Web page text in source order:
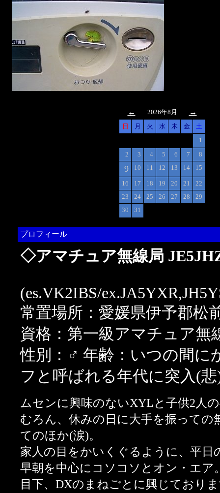
← 2026年8月 →
日 月 火 水 木 金
土
1
2
3 4 5 6 7 8
9 10 11 12 13 14 15
16 17 18 19 20 21
22
23
24 25 26 27 28
29
30
31
プロフィール
◇アマチュア無線局
(es.VK2IBS/
常置場所：愛媛県伊予郡松
資格：第一級アマチュア無
性別：♂ 年齢：いつの間に
フと呼ばれる年代に突入(
ムセンに興味のないXYLと子供2人
むろん、休みの日に大手を振っての
てのほか(涙)。
家人の目をかいくぐるように、平日
早朝を中心にコソコソとオン・エア
目下、DXのまねごとに興じており